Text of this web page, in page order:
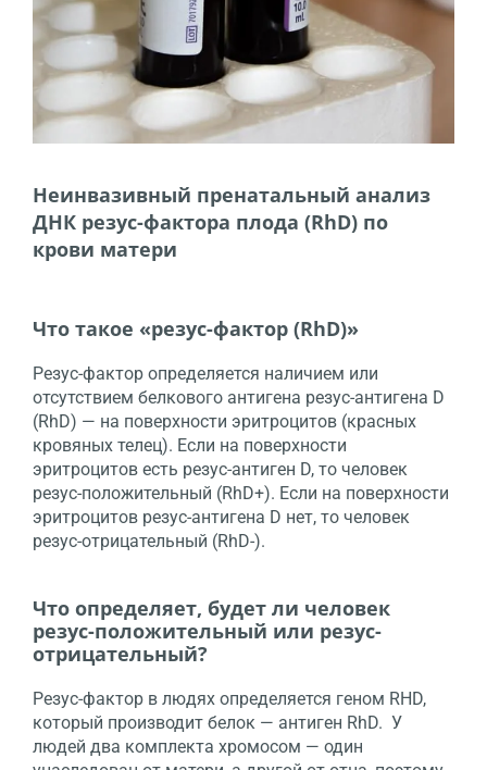
Неинвазивный пренатальный анализ
ДНК резус-фактора плода (RhD) по
крови матери
Что такое «резус-фактор (RhD)»
Резус-фактор определяется наличием или
отсутствием белкового антигена резус-антигена D
(RhD) — на поверхности эритроцитов (красных
кровяных телец). Если на поверхности
эритроцитов есть резус-антиген D, то человек
резус-положительный (RhD+). Если на поверхности
эритроцитов резус-антигена D нет, то человек
резус-отрицательный (RhD-).
Что определяет, будет ли человек
резус-положительный или резус-
отрицательный?
Резус-фактор в людях определяется геном RHD,
который производит белок — антиген RhD. У
людей два комплекта хромосом — один